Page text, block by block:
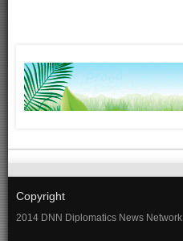
Copyright
2014 DNN Diplomatics News Network